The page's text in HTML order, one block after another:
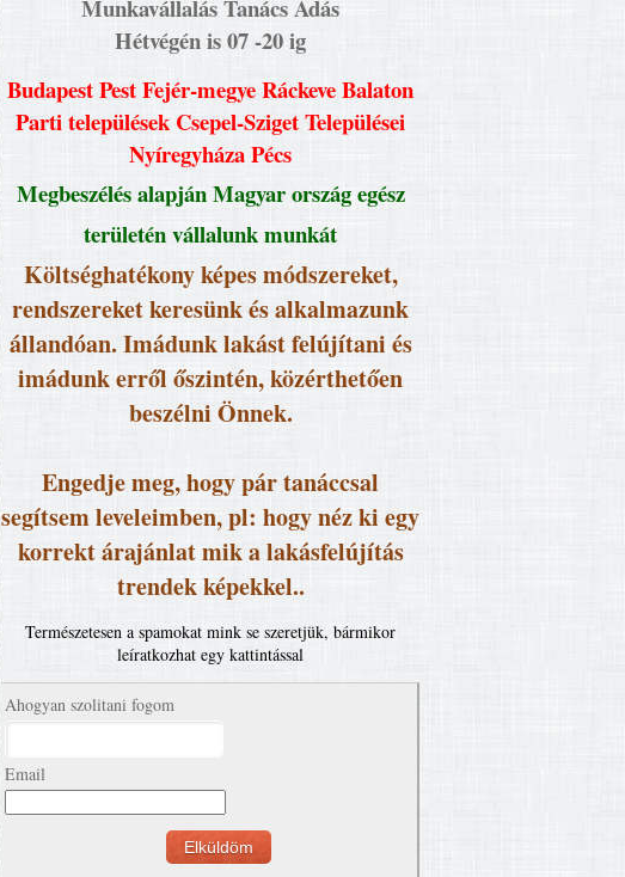
Munkavállalás Tanács Adás
Hétvégén is 07 -20 ig
Budapest Pest Fejér-megye Ráckeve Balaton
Parti települések Csepel-Sziget Települései
Nyíregyháza Pécs
Megbeszélés alapján Magyar ország egész
területén vállalunk munkát
Költséghatékony képes módszereket,
rendszereket keresünk és alkalmazunk
állandóan. Imádunk lakást felújítani és
imádunk erről őszintén, közérthetően
beszélni Önnek.
Engedje meg, hogy pár tanáccsal
segítsem leveleimben, pl: hogy néz ki egy
korrekt árajánlat mik a lakásfelújítás
trendek képekkel..
Természetesen a spamokat mink se szeretjük, bármikor
leíratkozhat egy kattintással
Ahogyan szolitani fogom
Email